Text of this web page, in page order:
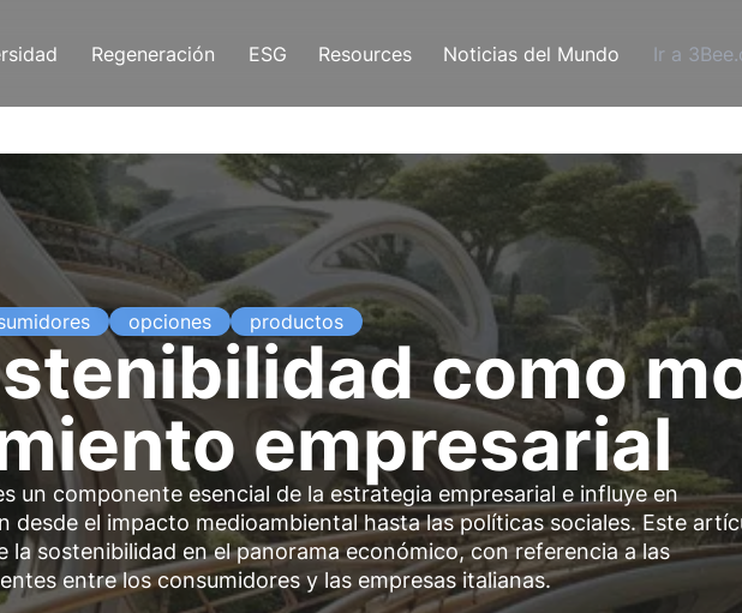
Regeneración ESG Resources Noticias del Mundo Ir a
opciones productos
como
empresarial
un componente esencial de la estrategia empresarial e influye en
desde el impacto medioambiental hasta las políticas sociales. Este
la sostenibilidad en el panorama económico, con referencia a las
entre los consumidores y las empresas italianas.